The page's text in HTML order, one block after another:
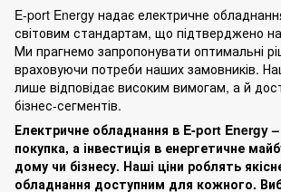
E-port Energy надає електричне
світовим стандартам, що підтверджено
Ми прагнемо запропонувати оптимальні
враховуючи потреби наших замовників.
лише відповідає високим вимогам, а й
бізнес-сегментів.
Електричне обладнання в E-port Energy
покупка, а інвестиція в енергетичне
дому чи бізнесу. Наші ціни роблять
обладнання доступним для кожного.